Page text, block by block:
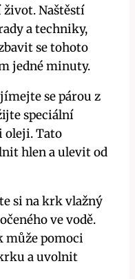
⁢Naštěstí⁣
a techniky,
se ⁤tohoto
jedné minuty.
se párou z
speciální
oleji. Tato
hlen a ulevit⁣ od
‍si na krk vlažný
ve​ vodě.
může pomoci
⁢a uvolnit